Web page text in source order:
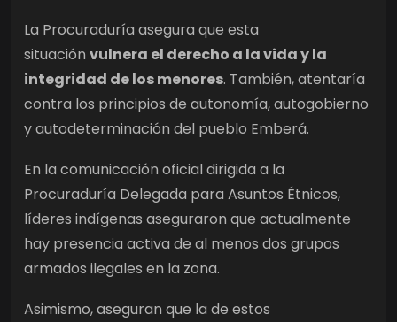
La Procuraduría asegura que esta
situación vulnera el derecho a la vida y la
integridad de los menores. También, atentaría
contra los principios de autonomía, autogobierno
y autodeterminación del pueblo Emberá.
En la comunicación oficial dirigida a la
Procuraduría Delegada para Asuntos Étnicos,
líderes indígenas aseguraron que actualmente
hay presencia activa de al menos dos grupos
armados ilegales en la zona.
Asimismo, aseguran que la de estos